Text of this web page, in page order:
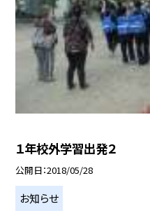
１年校外学習出発２
公開日 2018/05/28
お知らせ